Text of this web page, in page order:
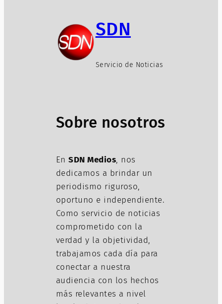
SDN
Servicio de Noticias
Sobre nosotros
En SDN Medios, nos
dedicamos a brindar un
periodismo riguroso,
oportuno e independiente.
Como servicio de noticias
comprometido con la
verdad y la objetividad,
trabajamos cada día para
conectar a nuestra
audiencia con los hechos
más relevantes a nivel